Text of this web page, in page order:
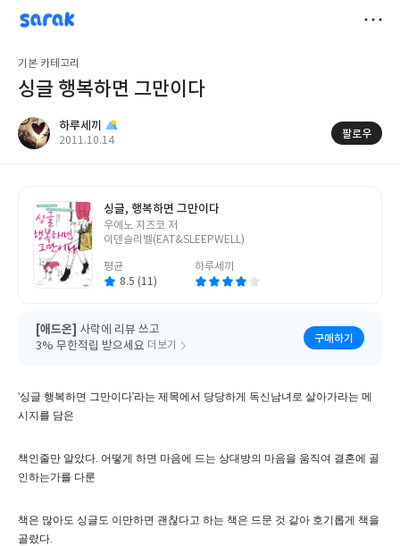
sarak
하루세끼
기본 카테고리
싱글 행복하면 그만이다
하루세끼
작
2011.10.14
팔로우
싱글, 행복하면 그만이다
글
쓴
우에노 지즈코 저
이덴슬리벨(EAT&SLEEPWELL)
평균
8.5 (11)
하루세끼
[애드온] 사락에 리뷰 쓰고
3% 무한적립 받으세요 더보기
구매하기
'싱글 행복하면 그만이다'라는 제목에서 당당하게 독신남녀로 살아가라는 메
시지를 담은
책인줄만 알았다. 어떻게 하면 마음에 드는 상대방의 마음을 움직여 결혼에 골
인하는가를 다룬
책은 많아도 싱글도 이만하면 괜찮다고 하는 책은 드문 것 같아 호기롭게 책을
골랐다.